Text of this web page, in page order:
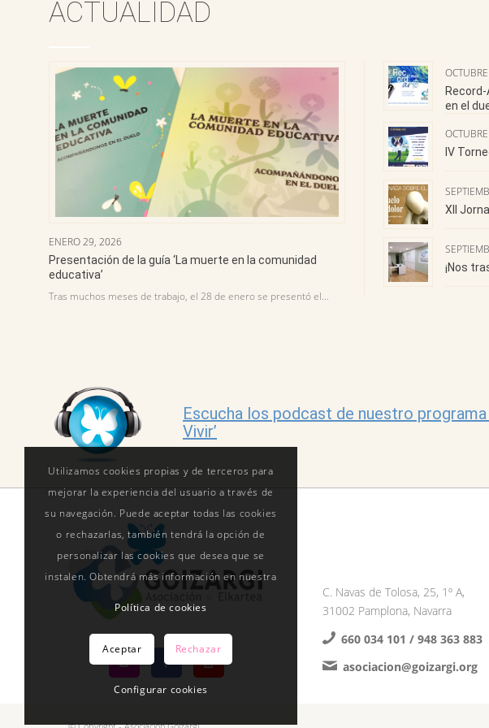
ACTUALIDAD
ENERO 29, 2026
Presentación de la guía ‘La muerte en la comunidad
educativa’
Tras muchos meses de trabajo, el 28 de enero se presentó el…
en el
IV
XII
¡Nos
Escucha los podcast de nuestro programa
Vivir’
C. Navas de Tolosa, 25, 1º A,
31002 Pamplona, Navarra
660 034 101 / 948 363 883
asociacion@goizargi.org
Utilizamos cookies propias y de terceros para
mejorar la experiencia del usuario a través de
su navegación. Puede aceptar todas las cookies
o rechazarlas, también tendrá la opción de
personalizar las cookies que desea que se
instalen. Obtendrá más información en nuestra
Política de cookies
Aceptar Rechazar
Configurar cookies